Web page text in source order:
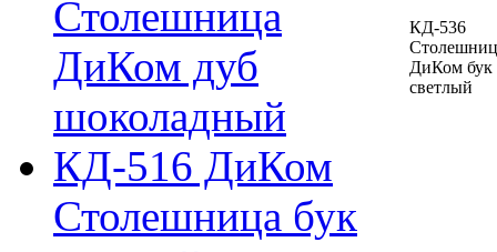
Столешница
ДиКом дуб
шоколадный
КД-516 ДиКом
Столешница бук
КД-536
ДиКом бук
светлый